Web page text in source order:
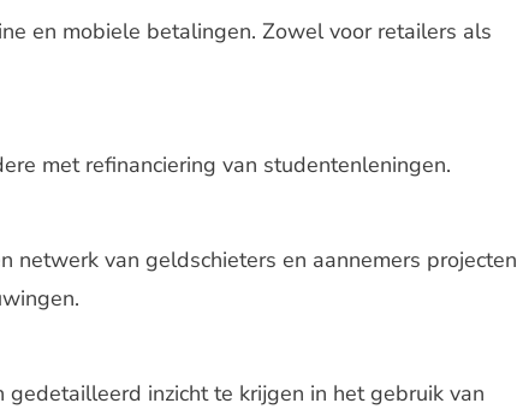
en mobiele betalingen. Zowel voor retailers als
met refinanciering van studentenleningen.
van geldschieters en aannemers projecten
inzicht te krijgen in het gebruik van